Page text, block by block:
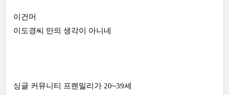
이건머
이도경씨 만의 생각이 아니네
싱글 커뮤니티 프렌밀리가 20~39세